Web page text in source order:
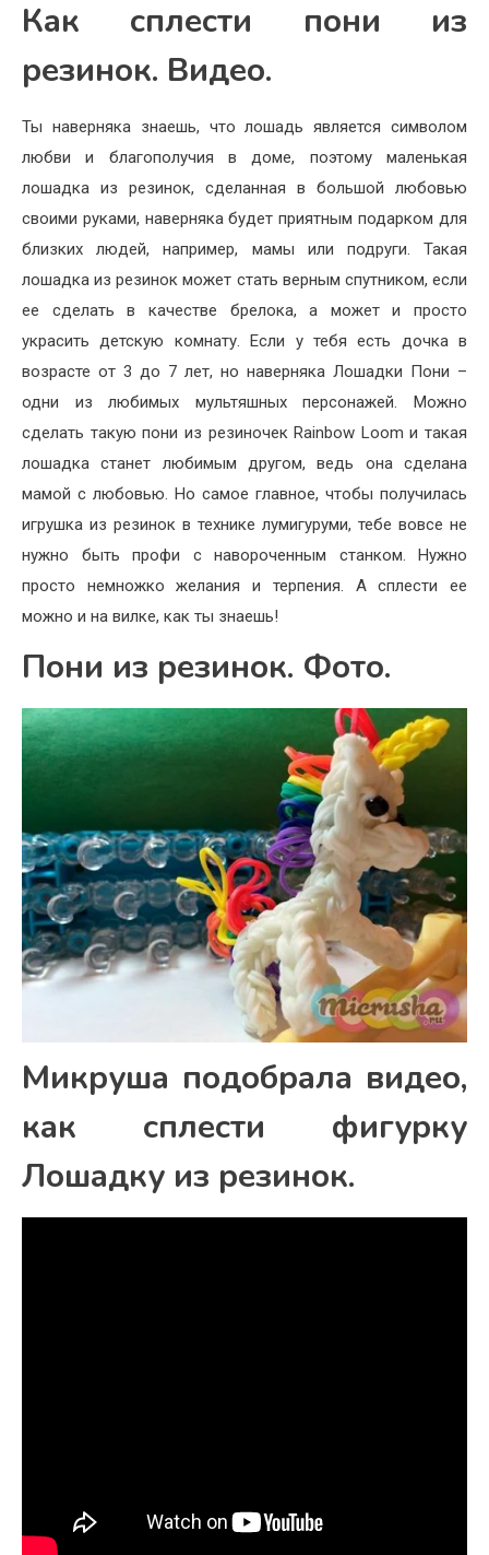
Как сплести пони из
резинок. Видео.
Ты наверняка знаешь, что лошадь является символом
любви и благополучия в доме, поэтому маленькая
лошадка из резинок, сделанная в большой любовью
своими руками, наверняка будет приятным подарком для
близких людей, например, мамы или подруги. Такая
лошадка из резинок может стать верным спутником, если
ее сделать в качестве брелока, а может и просто
украсить детскую комнату. Если у тебя есть дочка в
возрасте от 3 до 7 лет, но наверняка Лошадки Пони –
одни из любимых мультяшных персонажей. Можно
сделать такую пони из резиночек Rainbow Loom и такая
лошадка станет любимым другом, ведь она сделана
мамой с любовью. Но самое главное, чтобы получилась
игрушка из резинок в технике лумигуруми, тебе вовсе не
нужно быть профи с навороченным станком. Нужно
просто немножко желания и терпения. А сплести ее
можно и на вилке, как ты знаешь!
Пони из резинок. Фото.
Микруша подобрала видео,
как сплести фигурку
Лошадку из резинок.